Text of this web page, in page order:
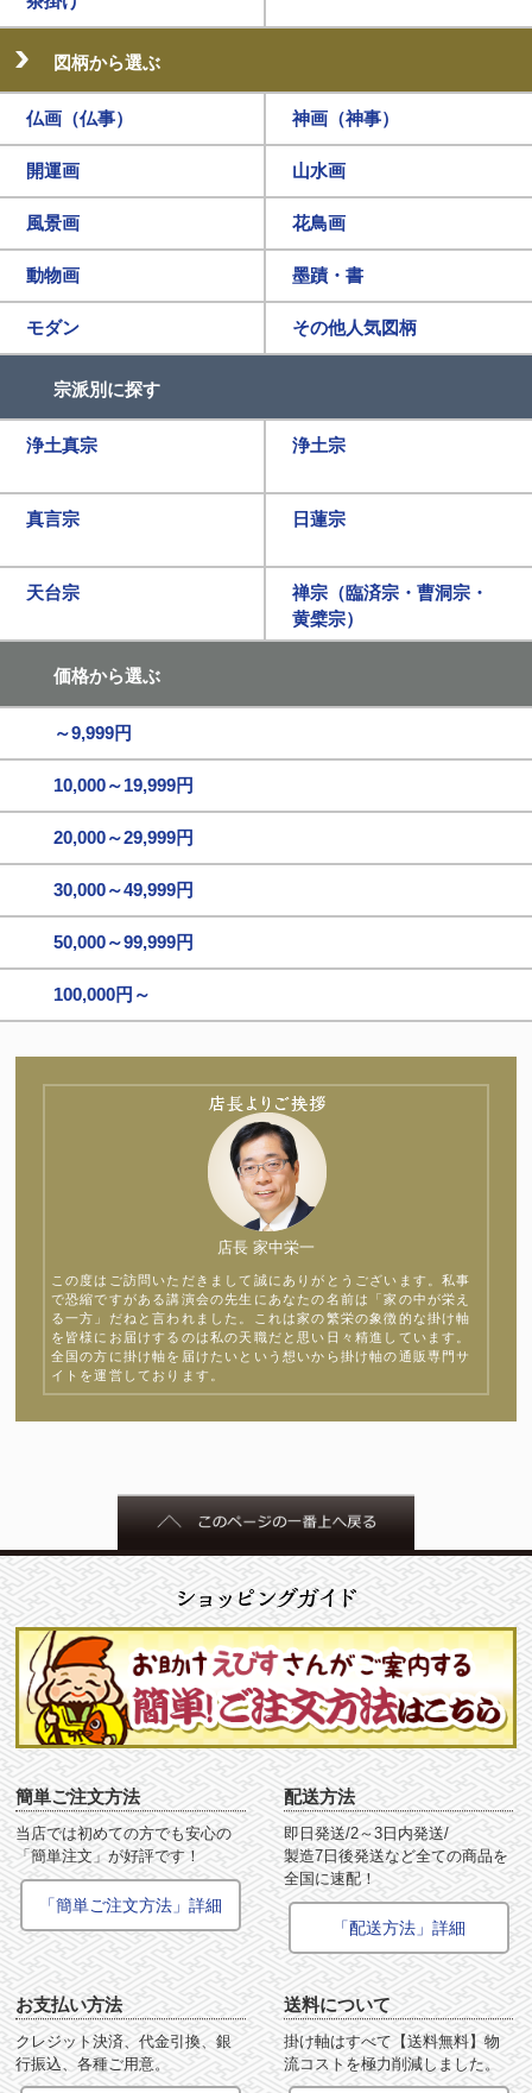
図柄から選ぶ
仏画（仏事） 神画（神事）
開運画 山水画
風景画 花鳥画
動物画 墨蹟・書
モダン その他人気図柄
宗派別に探す
浄土真宗 浄土宗
真言宗 日蓮宗
天台宗
禅宗（臨済宗・曹洞宗・
黄檗宗）
価格から選ぶ
～9,999円
10,000～19,999円
20,000～29,999円
30,000～49,999円
50,000～99,999円
100,000円～
店長 家中栄一
この度はご訪問いただきまして誠にありがとうございます。私事
で恐縮ですがある講演会の先生にあなたの名前は「家の中が栄え
る一方」だねと言われました。これは家の繁栄の象徴的な掛け軸
を皆様にお届けするのは私の天職だと思い日々精進しています。
全国の方に掛け軸を届けたいという想いから掛け軸の通販専門サ
イトを運営しております。
簡単ご注文方法
当店では初めての方でも安心の
「簡単注文」が好評です！
「簡単ご注文方法」詳細
配送方法
即日発送/2～3日内発送/
製造7日後発送など全ての商品を
全国に速配！
「配送方法」詳細
お支払い方法
クレジット決済、代金引換、銀
行振込、各種ご用意。
送料について
掛け軸はすべて【送料無料】物
流コストを極力削減しました。